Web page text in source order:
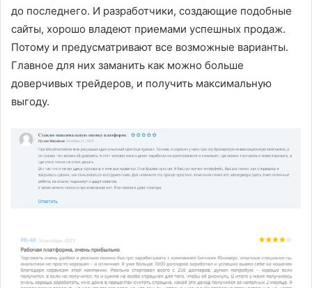
до последнего. И разработчики, создающие подобные
сайты, хорошо владеют приемами успешных продаж.
Потому и предусматривают все возможные варианты.
Главное для них заманить как можно больше
доверчивых трейдеров, и получить максимальную
выгоду.